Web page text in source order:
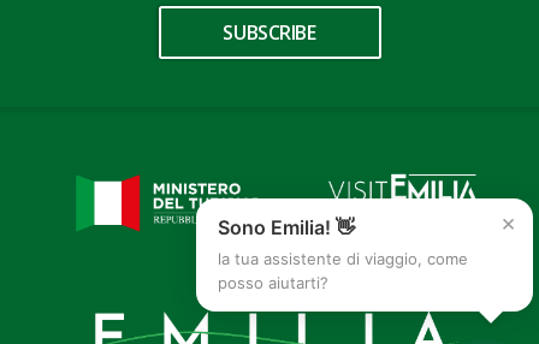
SUBSCRIBE
×
Sono Emilia! 👋
la tua assistente di viaggio, come
posso aiutarti?